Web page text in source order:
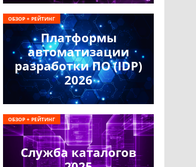
Платформы
автоматизации
разработки ПО (IDP)
2026
ОБЗОР + РЕЙТИНГ
Служба каталогов
ОБЗОР + РЕЙТИНГ